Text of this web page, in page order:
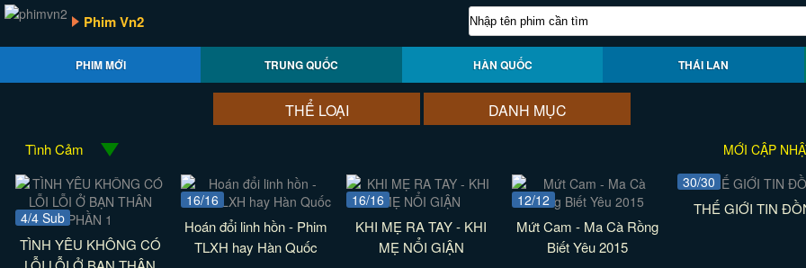
Phim Vn2
PHIM MỚI TRUNG QUỐC HÀN QUỐC THÁI LAN
THỂ LOẠI DANH MỤC
Tình Cảm MỚI CẬP
4/4 Sub
TÌNH YÊU KHÔNG CÓ
16/16
Hoán đổi linh hồn - Phim
TLXH hay Hàn Quốc
16/16
KHI MẸ RA TAY - KHI
MẸ NỔI GIẬN
12/12
Mứt Cam - Ma Cà Rồng
Biết Yêu 2015
30/30
THẾ GIỚI TIN